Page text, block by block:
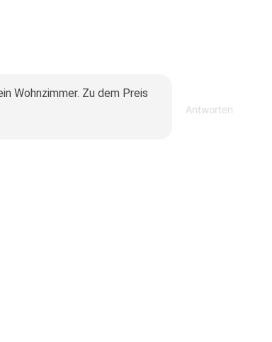
Wohnzimmer. Zu dem Preis
Antworten